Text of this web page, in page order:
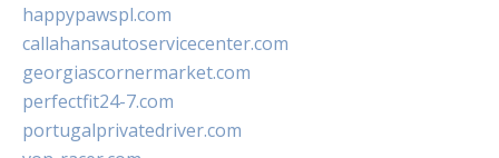
happypawspl.com
callahansautoservicecenter.com
georgiascornermarket.com
perfectfit24-7.com
portugalprivatedriver.com